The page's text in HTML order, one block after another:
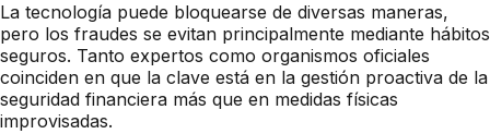
La tecnología puede bloquearse de diversas maneras,
pero los fraudes se evitan principalmente mediante hábitos
seguros. Tanto expertos como organismos oficiales
coinciden en que la clave está en la gestión proactiva de la
seguridad financiera más que en medidas físicas
improvisadas.